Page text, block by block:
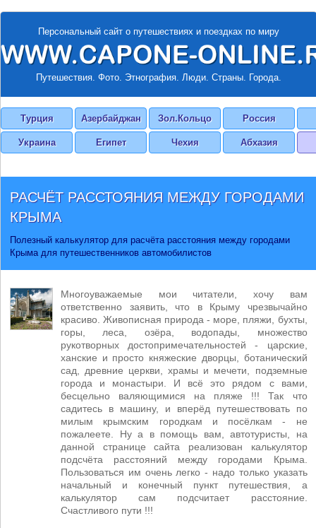
Персональный сайт о путешествиях и поездках по миру
Путешествия. Фото. Этнография. Люди. Страны. Города.
Турция Азербайджан Зол.Кольцо Россия
Украина Египет Чехия Абхазия
РАСЧЁТ РАССТОЯНИЯ МЕЖДУ ГОРОДАМИ
КРЫМА
Полезный калькулятор для расчёта расстояния между городами
Крыма для путешественников автомобилистов
Многоуважаемые мои читатели, хочу вам
ответственно заявить, что в Крыму чрезвычайно
красиво. Живописная природа - море, пляжи, бухты,
горы, леса, озёра, водопады, множество
рукотворных достопримечательностей - царские,
ханские и просто княжеские дворцы, ботанический
сад, древние церкви, храмы и мечети, подземные
города и монастыри. И всё это рядом с вами,
бесцельно валяющимися на пляже !!! Так что
садитесь в машину, и вперёд путешествовать по
милым крымским городкам и посёлкам - не
пожалеете. Ну а в помощь вам, автотуристы, на
данной странице сайта реализован калькулятор
подсчёта расстояний между городами Крыма.
Пользоваться им очень легко - надо только указать
начальный и конечный пункт путешествия, а
калькулятор сам подсчитает расстояние.
Счастливого пути !!!